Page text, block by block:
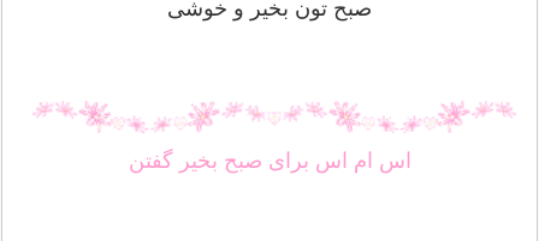
صبح تون بخیر و خوشی
اس ام اس برای صبح بخیر گفتن